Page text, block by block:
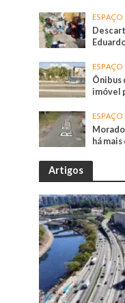
Ônibus
imóvel
há
Artigos